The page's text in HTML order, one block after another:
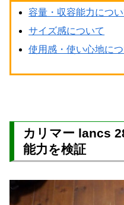
容量・収容能力につい
サイズ感について
使用感・使い心地に
カリマー lancs
能力を検証